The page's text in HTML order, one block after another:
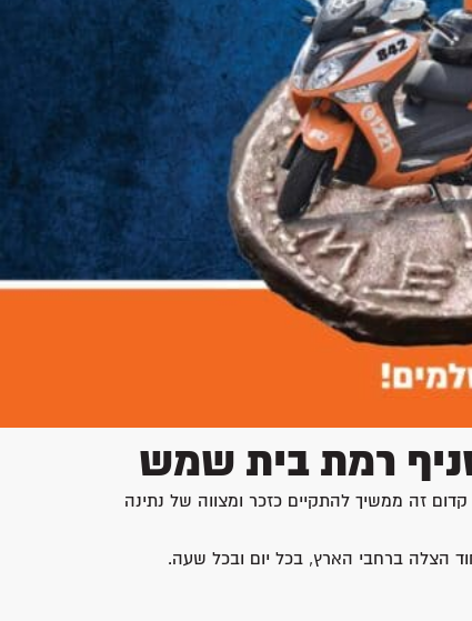
רמת בית שמש
זה ממשיך להתקיים כזכר ומצווה של נתינה
הצלה ברחבי הארץ, בכל יום ובכל שעה.